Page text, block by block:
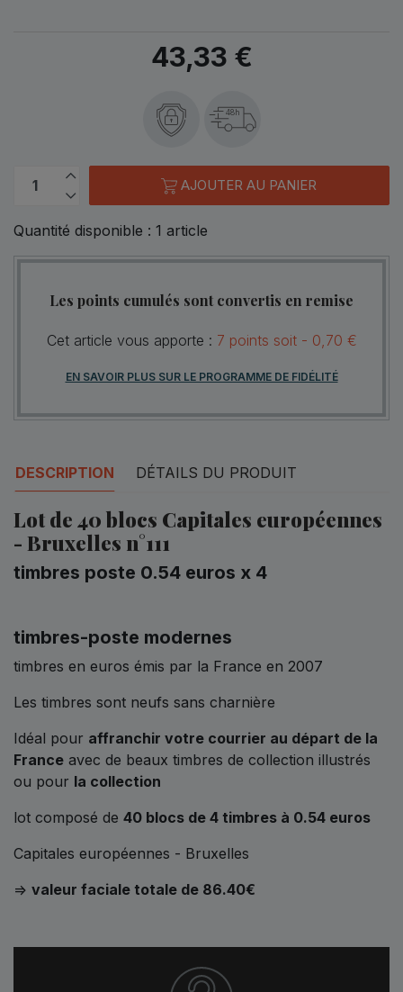
43,33 €
48h
AJOUTER AU PANIER
Quantité disponible : 1 article
Les points cumulés sont convertis en remise
Cet article vous apporte : 7 points soit - 0,70 €
EN SAVOIR PLUS SUR LE PROGRAMME DE FIDÉLITÉ
DESCRIPTION DÉTAILS DU PRODUIT
Lot de 40 blocs Capitales européennes
- Bruxelles n°111
timbres poste 0.54 euros x 4
timbres-poste modernes
timbres en euros émis par la France en 2007
Les timbres sont neufs sans charnière
Idéal pour affranchir votre courrier au départ de la
France avec de beaux timbres de collection illustrés
ou pour la collection
lot composé de 40 blocs de 4 timbres à 0.54 euros
Capitales européennes - Bruxelles
=> valeur faciale totale de 86.40€